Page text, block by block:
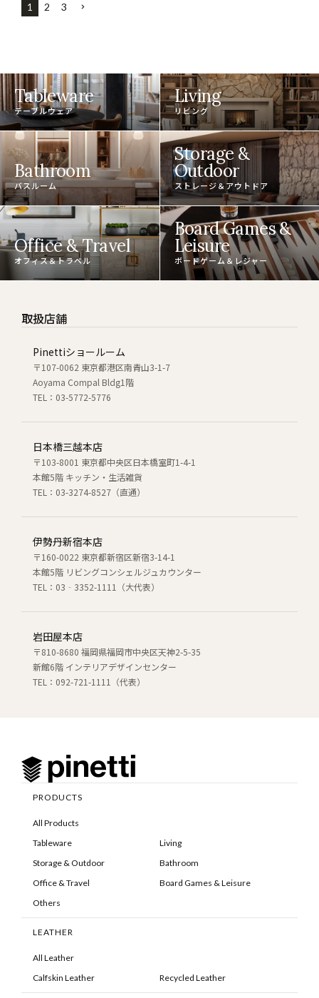
1 2 3
Tableware
テーブルウェア
Living
リビング
Bathroom
バスルーム
Storage &
Outdoor
ストレージ＆アウトドア
Office & Travel
オフィス＆トラベル
Board Games &
Leisure
ボードゲーム＆レジャー
取扱店舗
Pinettiショールーム
〒107-0062 東京都港区南青山3-1-7
Aoyama Compal Bldg1階
TEL：03-5772-5776
日本橋三越本店
〒103-8001 東京都中央区日本橋室町1-4-1
本館5階 キッチン・生活雑貨
TEL：03-3274-8527（直通）
伊勢丹新宿本店
〒160-0022 東京都新宿区新宿3-14-1
本館5階 リビングコンシェルジュカウンター
TEL：03‐3352-1111（大代表）
岩田屋本店
〒810-8680 福岡県福岡市中央区天神2-5-35
新館6階 インテリアデザインセンター
TEL：092-721-1111（代表）
PRODUCTS
All Products
Tableware
Living
Storage & Outdoor
Bathroom
Office & Travel
Board Games & Leisure
Others
LEATHER
All Leather
Calfskin Leather
Recycled Leather